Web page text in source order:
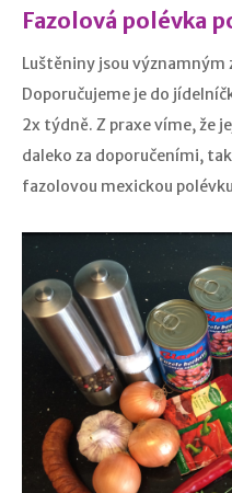
Fazolová polévka
Luštěniny jsou
Doporučujeme je do
2x týdně. Z praxe víme, že
daleko za doporučeními,
fazolovou mexickou